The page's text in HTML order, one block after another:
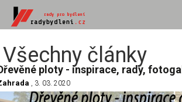
Všechny články
ploty - inspirace, rady,
, 3. 03. 2020